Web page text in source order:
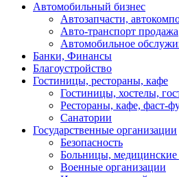
Автомобильный бизнес
Автозапчасти,
Авто-транспорт продажа
Автомобильное
Банки, Финансы
Благоустройство
Гостиницы, рестораны, кафе
Гостиницы, хостелы,
Рестораны, кафе, фаст-
Санатории
Государственные организации
Безопасность
Больницы, медицинские
Военные организации